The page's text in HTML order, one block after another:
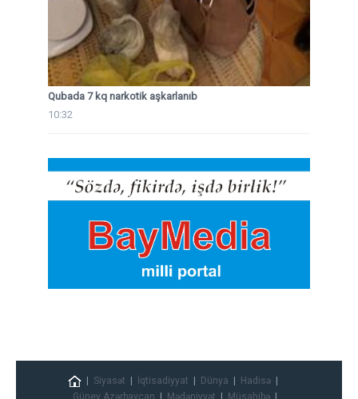
Qubada 7 kq narkotik aşkarlanıb
10:32
Siyasət İqtisadiyyat Dünya
Hadisə
Güney Azərbaycan
Mədəniyyət Müsahibə